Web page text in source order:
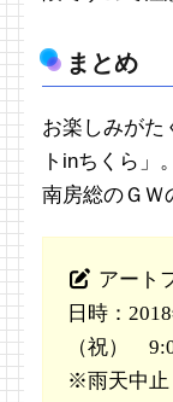
まとめ
お楽しみがた
トinちくら」。
南房総のＧＷ
アート
日時：
（祝）
※雨天中止